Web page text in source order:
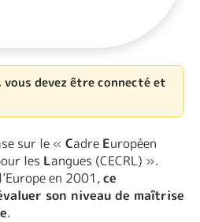
devez être connecté et
sur le « Cadre Européen
les Langues (CECRL) ».
en 2001,ce
son niveau de maîtrise
.